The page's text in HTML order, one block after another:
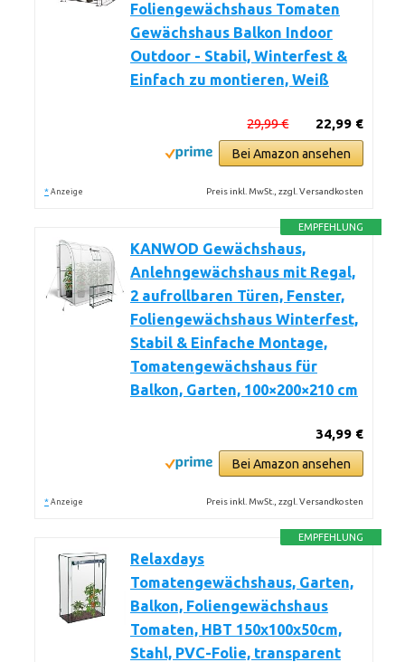
Foliengewächshaus Tomaten
Gewächshaus Balkon Indoor
Outdoor - Stabil, Winterfest &
Einfach zu montieren, Weiß
22,99 €
29,99 €
Bei Amazon ansehen
* Anzeige Preis inkl. MwSt., zzgl. Versandkosten
EMPFEHLUNG
KANWOD Gewächshaus,
Anlehngewächshaus mit Regal,
2 aufrollbaren Türen, Fenster,
Foliengewächshaus Winterfest,
Stabil & Einfache Montage,
Tomatengewächshaus für
Balkon, Garten, 100×200×210 cm
34,99 €
Bei Amazon ansehen
* Anzeige Preis inkl. MwSt., zzgl. Versandkosten
EMPFEHLUNG
Relaxdays
Tomatengewächshaus, Garten,
Balkon, Foliengewächshaus
Tomaten, HBT 150x100x50cm,
Stahl, PVC-Folie, transparent